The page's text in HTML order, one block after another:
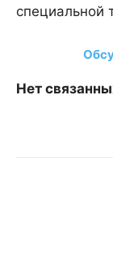
специальной
Нет